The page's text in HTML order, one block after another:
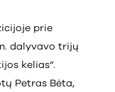
prie
dalyvavo trijų
kelias“.
Petras Bėta,